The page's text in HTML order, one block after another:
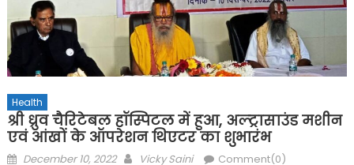
Health
श्री ध्रुव चैरिटेबल हॉस्पिटल में हुआ, अल्ट्रासाउंड मशीन
एवं आंखों के ऑपरेशन थिएटर का शुभारंभ
Posted
December 10, 2022 Author
Vicky Saini Comment(0)